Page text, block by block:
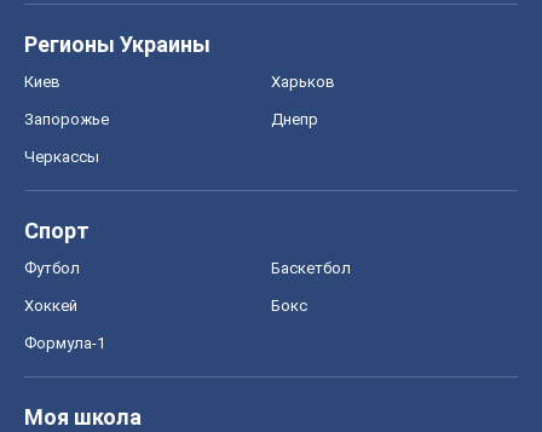
Регионы Украины
Киев Харьков
Запорожье Днепр
Черкассы
Спорт
Футбол Баскетбол
Хоккей Бокс
Формула-1
Моя школа